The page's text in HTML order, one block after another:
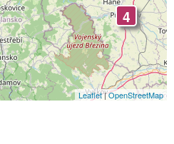
4
Leaflet|OpenStreetMap